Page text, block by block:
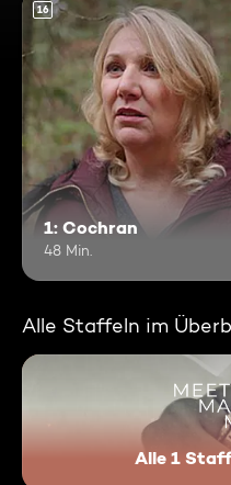
16
1: Cochran
48 Min.
Alle Staffeln im
Alle 1